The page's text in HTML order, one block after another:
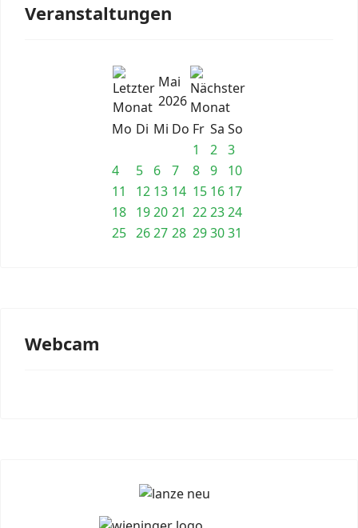
Veranstaltungen
Mai
2026
Mo Di Mi Do Fr Sa So
1
2 3
4
5 6 7 8 9
10
11
12 13 14 15 16 17
18 1920 21 222324
25 2627 28 293031
Webcam